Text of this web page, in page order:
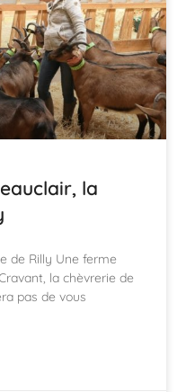
la
de Rilly Une ferme
la chèvrerie de
pas de vous